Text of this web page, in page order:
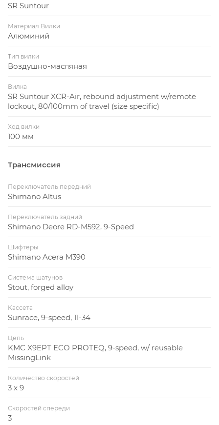
SR Suntour
Материал Вилки
Алюминий
Тип вилки
Воздушно-масляная
Вилка
SR Suntour XCR-Air, rebound adjustment w/remote
lockout, 80/100mm of travel (size specific)
Ход вилки
100 мм
Трансмиссия
Переключатель передний
Shimano Altus
Переключатель задний
Shimano Deore RD-M592, 9-Speed
Шифтеры
Shimano Acera M390
Система шатунов
Stout, forged alloy
Кассета
Sunrace, 9-speed, 11-34
Цепь
KMC X9EPT ECO PROTEQ, 9-speed, w/ reusable
MissingLink
Количество скоростей
3 x 9
Скоростей спереди
3